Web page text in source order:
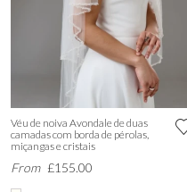
Véu de noiva Avondale de duas
camadas com borda de pérolas,
miçangas e cristais
From £155.00